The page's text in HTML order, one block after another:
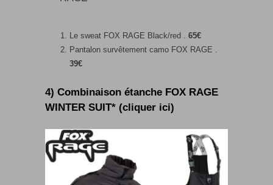
Le sweat FOX RAGE Black/red . 65€
Pantalon survêtement camo FOX RAGE .
39€
4) Combinaison étanche FOX RAGE
WINTER SUIT* (cliquer ici)